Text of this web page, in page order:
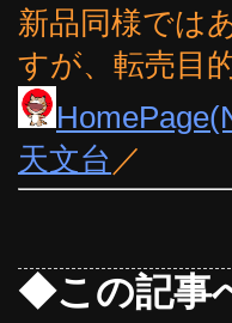
新品同様では
すが、転売目
天文台 ／
◆この記事